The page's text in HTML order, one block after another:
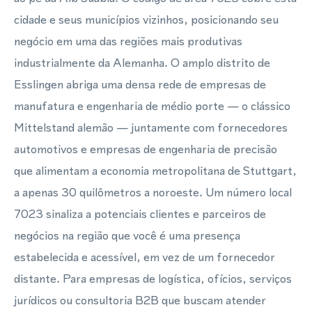
cidade e seus municípios vizinhos, posicionando seu
negócio em uma das regiões mais produtivas
industrialmente da Alemanha. O amplo distrito de
Esslingen abriga uma densa rede de empresas de
manufatura e engenharia de médio porte — o clássico
Mittelstand alemão — juntamente com fornecedores
automotivos e empresas de engenharia de precisão
que alimentam a economia metropolitana de Stuttgart,
a apenas 30 quilômetros a noroeste. Um número local
7023 sinaliza a potenciais clientes e parceiros de
negócios na região que você é uma presença
estabelecida e acessível, em vez de um fornecedor
distante. Para empresas de logística, ofícios, serviços
jurídicos ou consultoria B2B que buscam atender